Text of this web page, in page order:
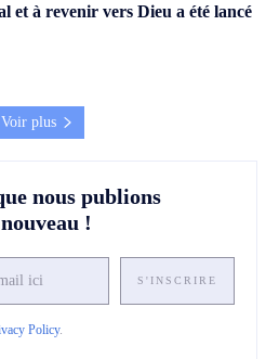
et à revenir vers Dieu a été lancé
Voir plus
nous publions
!
S'INSCRIRE
Policy.